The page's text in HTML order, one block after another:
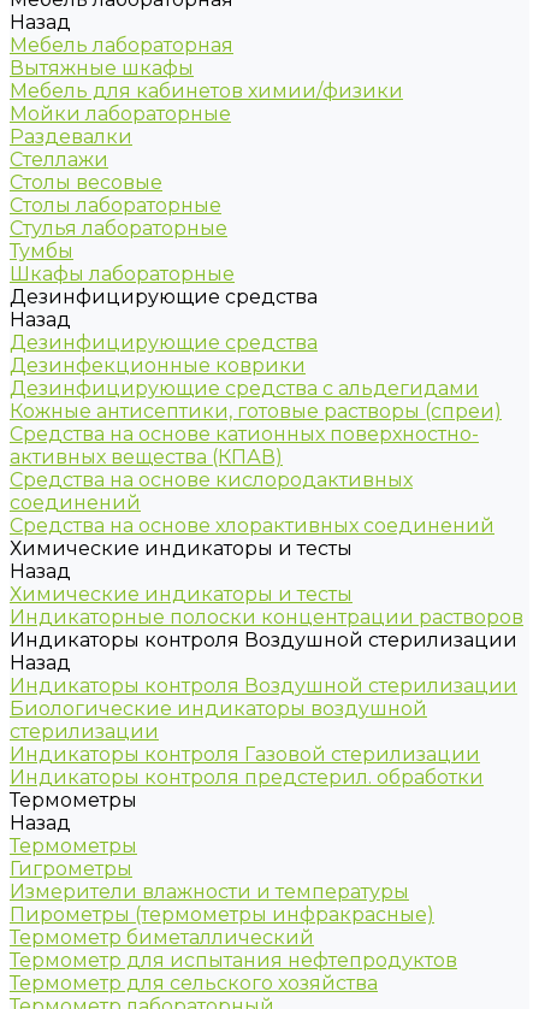
Назад
Мебель лабораторная
Вытяжные шкафы
Мебель для кабинетов химии/физики
Мойки лабораторные
Раздевалки
Стеллажи
Столы весовые
Столы лабораторные
Стулья лабораторные
Тумбы
Шкафы лабораторные
Дезинфицирующие средства
Назад
Дезинфицирующие средства
Дезинфекционные коврики
Дезинфицирующие средства с альдегидами
Кожные антисептики, готовые растворы (спреи)
Средства на основе катионных поверхностно-
активных вещества (КПАВ)
Средства на основе кислородактивных
соединений
Средства на основе хлорактивных соединений
Химические индикаторы и тесты
Назад
Химические индикаторы и тесты
Индикаторные полоски концентрации растворов
Индикаторы контроля Воздушной стерилизации
Назад
Индикаторы контроля Воздушной стерилизации
Биологические индикаторы воздушной
стерилизации
Индикаторы контроля Газовой стерилизации
Индикаторы контроля предстерил. обработки
Термометры
Назад
Термометры
Гигрометры
Измерители влажности и температуры
Пирометры (термометры инфракрасные)
Термометр биметаллический
Термометр для испытания нефтепродуктов
Термометр для сельского хозяйства